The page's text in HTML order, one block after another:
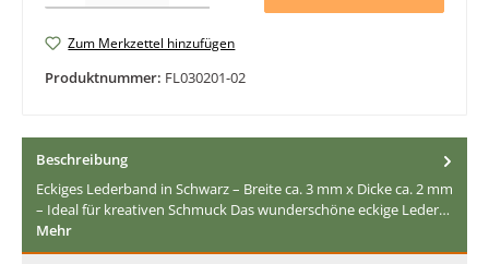
Zum Merkzettel hinzufügen
Produktnummer: FL030201-02
Beschreibung
Eckiges Lederband in Schwarz – Breite ca. 3 mm x Dicke ca. 2 mm
– Ideal für kreativen Schmuck Das wunderschöne eckige Leder…
Mehr